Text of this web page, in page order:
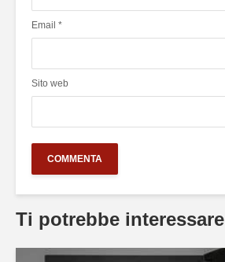
Email *
Sito web
Ti potrebbe interessare